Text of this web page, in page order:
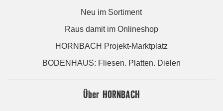
Neu im Sortiment
Raus damit im Onlineshop
HORNBACH Projekt-Marktplatz
BODENHAUS: Fliesen. Platten. Dielen
Über HORNBACH